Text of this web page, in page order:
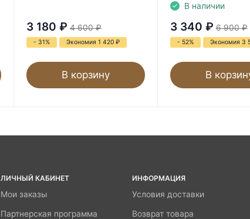
3 180 ₽ 4 600 ₽
- 31% Экономия 1 420 ₽
В корзину
В наличии
3 340 ₽ 6 900 ₽
- 52% Экономия 3
В
ЛИЧНЫЙ КАБИНЕТ
Мои заказы
Партнерская программа
ИНФОРМАЦИЯ
Условия доставки
Возврат товара